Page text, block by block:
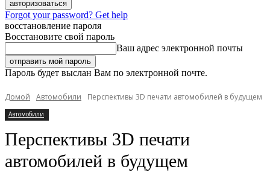
Forgot your password? Get help
восстановление пароля
Восстановите свой пароль
Ваш адрес электронной почты
Пароль будет выслан Вам по электронной почте.
Домой Автомобили Перспективы 3D печати автомобилей в будущем
Автомобили
Перспективы 3D печати
автомобилей в будущем